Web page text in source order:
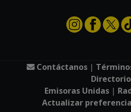
Contáctanos|
Directorio
Emisoras Unidas |
Actualizar